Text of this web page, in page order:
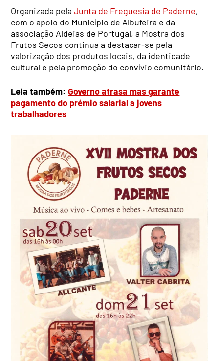
Organizada pelaJunta de Freguesia de Paderne,
com o apoio do Município de Albufeira e da
associação Aldeias de Portugal, a Mostra dos
Frutos Secos continua a destacar-se pela
valorização dos produtos locais, da identidade
cultural e pela promoção do convívio comunitário.
Leia também:Governo atrasa mas garante
pagamento do prémio salarial a jovens
trabalhadores